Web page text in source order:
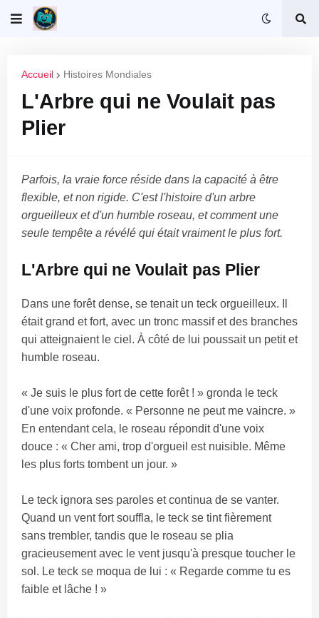
Accueil Histoires Mondiales
L'Arbre qui ne Voulait pas
Plier
Parfois, la vraie force réside dans la capacité à être
flexible, et non rigide. C'est l'histoire d'un arbre
orgueilleux et d'un humble roseau, et comment une
seule tempête a révélé qui était vraiment le plus fort.
L'Arbre qui ne Voulait pas Plier
Dans une forêt dense, se tenait un teck orgueilleux. Il
était grand et fort, avec un tronc massif et des branches
qui atteignaient le ciel. À côté de lui poussait un petit et
humble roseau.
« Je suis le plus fort de cette forêt ! » gronda le teck
d'une voix profonde. « Personne ne peut me vaincre. »
En entendant cela, le roseau répondit d'une voix
douce : « Cher ami, trop d'orgueil est nuisible. Même
les plus forts tombent un jour. »
Le teck ignora ses paroles et continua de se vanter.
Quand un vent fort souffla, le teck se tint fièrement
sans trembler, tandis que le roseau se plia
gracieusement avec le vent jusqu'à presque toucher le
sol. Le teck se moqua de lui : « Regarde comme tu es
faible et lâche ! »